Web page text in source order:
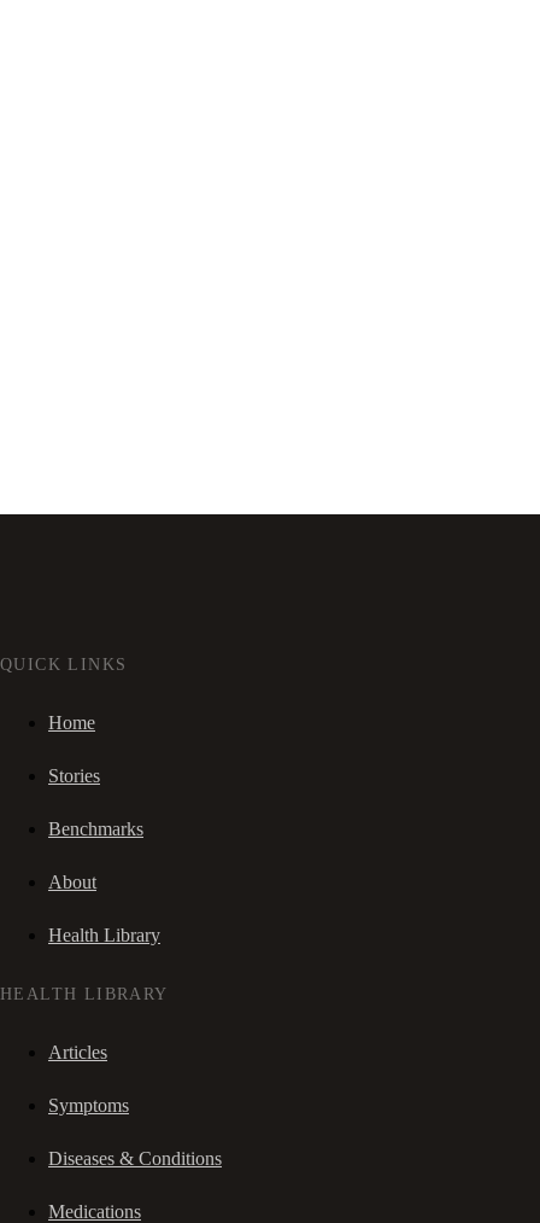
QUICK LINKS
Home
Stories
Benchmarks
About
Health Library
HEALTH LIBRARY
Articles
Symptoms
Diseases & Conditions
Medications